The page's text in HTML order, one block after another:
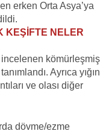
erken Orta Asya’ya
KEŞİFTE NELER
kömürleşmiş
Ayrıca yığın
ve olası diğer
dövme/ezme